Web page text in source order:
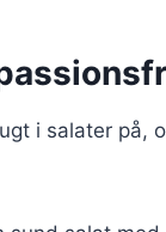
i salater på,